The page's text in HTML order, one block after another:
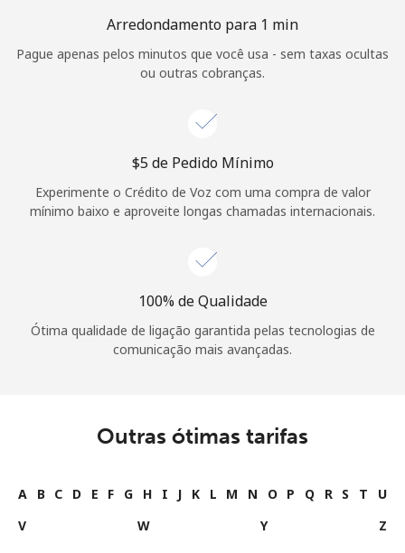
Arredondamento para 1 min
Pague apenas pelos minutos que você usa - sem taxas ocultas
ou outras cobranças.
⁦$5⁩ de Pedido Mínimo
Experimente o Crédito de Voz com uma compra de valor
mínimo baixo e aproveite longas chamadas internacionais.
100% de Qualidade
Ótima qualidade de ligação garantida pelas tecnologias de
comunicação mais avançadas.
Outras ótimas tarifas
A B C D E F G H I J K L M N O P Q R S T
U
V
W Y Z